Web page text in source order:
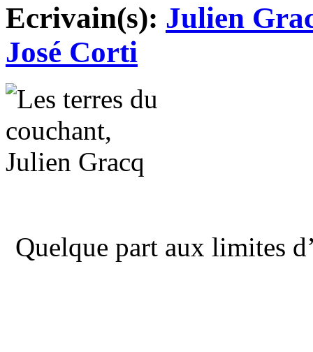
Ecrivain(s): Julien
José Corti
Quelque part aux limites